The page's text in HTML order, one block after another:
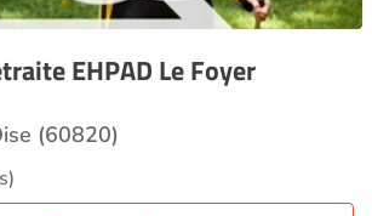
EHPAD Le Foyer
(60820)